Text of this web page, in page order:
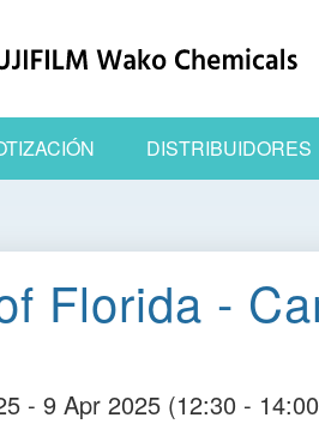
DISTRIBUIDORES
Florida -
- 9 Apr 2025 (12:30 -